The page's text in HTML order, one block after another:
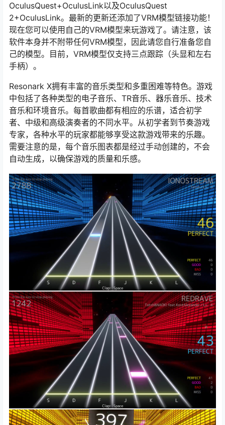
OculusQuest+OculusLink以及OculusQuest
2+OculusLink。最新的更新还添加了VRM模型链接功能！
现在您可以使用自己的VRM模型来玩游戏了。请注意，该
软件本身并不附带任何VRM模型，因此请您自行准备您自
己的模型。目前，VRM模型仅支持三点跟踪（头显和左右
手柄）。
Resonark X拥有丰富的音乐类型和多重困难等特色。游戏
中包括了各种类型的电子音乐、TR音乐、器乐音乐、技术
音乐和环境音乐。每首歌曲都有相应的乐谱，适合初学
者、中级和高级演奏者的不同水平。从初学者到节奏游戏
专家，各种水平的玩家都能够享受这款游戏带来的乐趣。
需要注意的是，每个音乐图表都是经过手动创建的，不会
自动生成，以确保游戏的质量和乐感。